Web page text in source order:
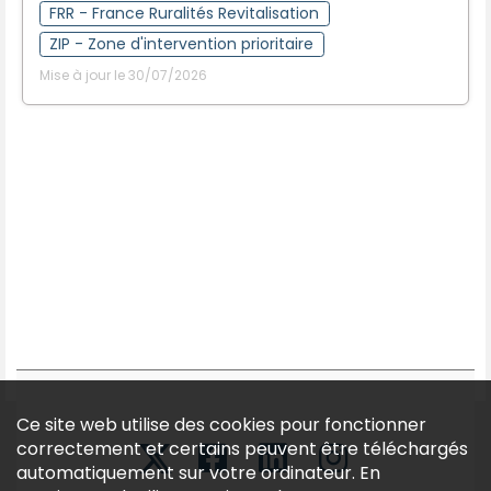
FRR - France Ruralités Revitalisation
ZIP - Zone d'intervention prioritaire
Mise à jour le 30/07/2026
Ce site web utilise des cookies pour fonctionner
correctement et certains peuvent être téléchargés
automatiquement sur votre ordinateur. En